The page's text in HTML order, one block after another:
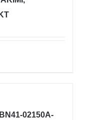
02150A-